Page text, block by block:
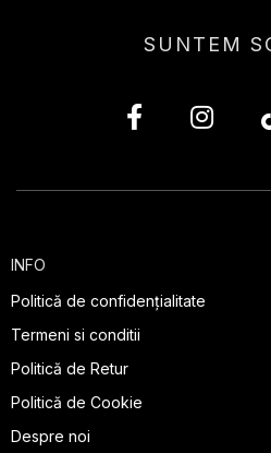
SUNTEM
INFO
Politică de confidențialitate
Termeni si conditii
Politică de Retur
Politică de Cookie
Despre noi